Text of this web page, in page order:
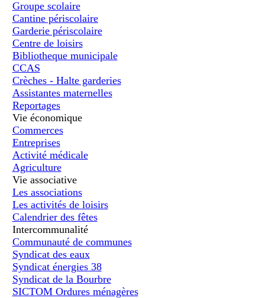
Groupe scolaire
Cantine périscolaire
Garderie périscolaire
Centre de loisirs
Bibliotheque municipale
CCAS
Crèches - Halte garderies
Assistantes maternelles
Reportages
Vie économique
Commerces
Entreprises
Activité médicale
Agriculture
Vie associative
Les associations
Les activités de loisirs
Calendrier des fêtes
Intercommunalité
Communauté de communes
Syndicat des eaux
Syndicat énergies 38
Syndicat de la Bourbre
SICTOM Ordures ménagères